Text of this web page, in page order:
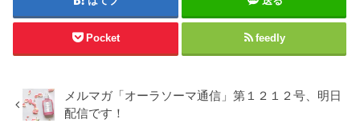
Pocket feedly
メルマガ「オーラソーマ通信」第１２１２号、明日
配信です！